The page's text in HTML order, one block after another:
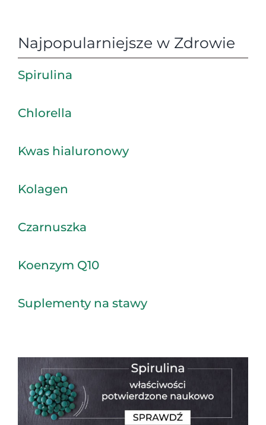
Najpopularniejsze w Zdrowie
Spirulina
Chlorella
Kwas hialuronowy
Kolagen
Czarnuszka
Koenzym Q10
Suplementy na stawy